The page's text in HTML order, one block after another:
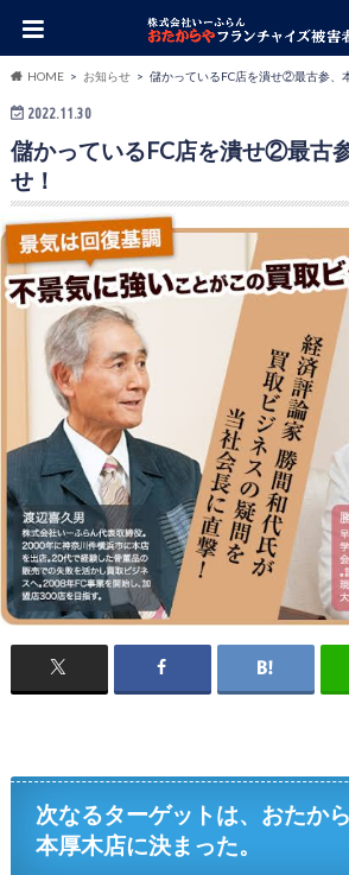
HOME お知らせ 儲かっているFC店を潰せ②最古参、
2022.11.30
儲かっているFC店を潰せ②最古
せ！
次なるターゲットは、おたか
本厚木店に決まった。